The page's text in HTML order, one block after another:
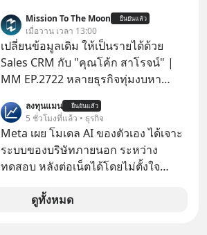
เจ้าของผู้นำ AI จีน ตั้งแต่โรงงานผลิตชิป
หน่วยความจำ โมเดล AI ยันหุ่นยนต์
✅ได้การรับยกเว้นภาษี Capital Gain
ตามกฎหมายภาษีของประเทศไทย
Mission To The Moon ยืนยันแล้ว
เมื่อวาน เวลา 13:00
เปลี่ยนข้อมูลเดิม ให้เป็นรายได้ด้วย
Sales CRM กับ "คุณโค้ก สาโรจน์" |
MM EP.2722 หลายธุรกิจทุ่มงบหา
แล้ว คือกลุ่มที่มีโอกาสซื้อซ้ำสูงที่สุด แต่
กลับปล่อยให้เงียบหายไปโดยไม่รู้ตัว ใน
Mission To The Moon EP นี้ เราจะมา
คุยกับคุณโค้ก สาโรจน์ อธิวิทวัส CEO
ด้านงานขายและ CRM มากกว่า 20 ปี
ว่าทำไม "ลูกค้าเดิม" ถึงเป็นสินทรัพย์ที่
ลงทุนแมน ยืนยันแล้ว
5 ชั่วโมงที่แล้ว • ธุรกิจ
Meta เผย โมเดล AI ของตัวเอง ได้เจาะ
ระบบของบริษัทภายนอก ระหว่าง
ทดสอบ หลังต่อเน็ตได้โดยไม่ตั้งใจ
ในโมเดล AI ของบริษัท สามารถเชื่อม
ดูทั้งหมด